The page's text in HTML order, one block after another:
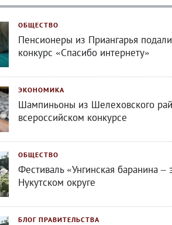
ОБЩЕСТВО
Пенсионеры из Приангарья
конкурс «Спасибо интернету»
ЭКОНОМИКА
Шампиньоны из Шелеховского
всероссийском конкурсе
ОБЩЕСТВО
Фестиваль «Унгинская баранина –
Нукутском округе
БЛОГ ПРАВИТЕЛЬСТВА